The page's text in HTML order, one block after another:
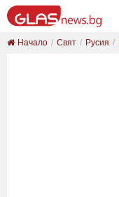
Начало Свят Русия